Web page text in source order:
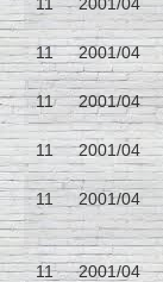
11 2001/04
11 2001/04
11 2001/04
11 2001/04
11 2001/04